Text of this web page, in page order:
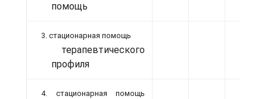
помощь
3. стационарная помощь
терапевтического
профиля
4. стационарная помощь